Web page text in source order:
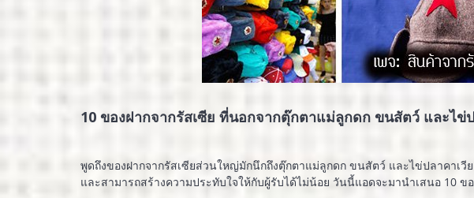
10 ของฝากจากรัสเซีย ที่นอกจากตุ๊กตาแม่ลูกดก ขนสัตว์ และไข่
พูดถึงของฝากจากรัสเซียส่วนใหญ่มักนึกถึงตุ๊กตาแม่ลูกดก ขนสัตว์ และไข่ปลาคาเ
และสามารถสร้างความประทับใจให้กับผู้รับได้ไม่น้อย วันนี้แอดจะมานำเสนอ 10